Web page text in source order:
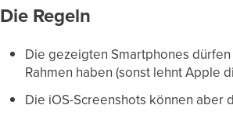
Die Regeln
Die gezeigten Smartphones
Rahmen haben (sonst lehnt Apple
Die iOS-Screenshots können aber